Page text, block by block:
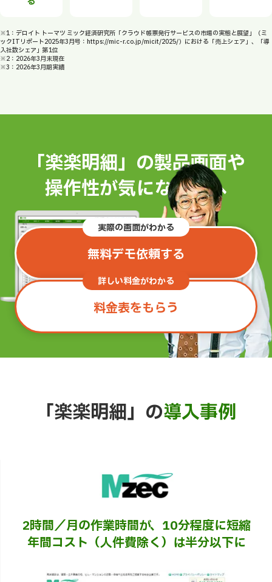
※1：デロイト トーマツ ミック経済研究所「クラウド帳票発行サービスの市場の実態と展望」（ミ
ックITリポート2025年3月号：https://mic-r.co.jp/micit/2025/）における「売上シェア」、「導
入社数シェア」第1位
※2：2026年3月末現在
※3：2026年3月期実績
「楽楽明細」の製品画面や
操作性が気になる方へ
実際の画面がわかる
無料デモ依頼する
詳しい料金がわかる
料金表をもらう
「楽楽明細」の導入事例
2時間／月の作業時間が、10分程度に短縮
年間コスト（人件費除く）は半分以下に